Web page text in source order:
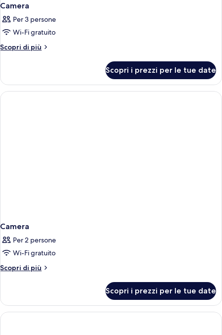
Camera
Per 3 persone
Wi-Fi gratuito
Scopri di più
Altri
Scopri i prezzi per le tue date
Camera
Per 2 persone
Wi-Fi gratuito
Scopri di più
Altri
Scopri i prezzi per le tue date